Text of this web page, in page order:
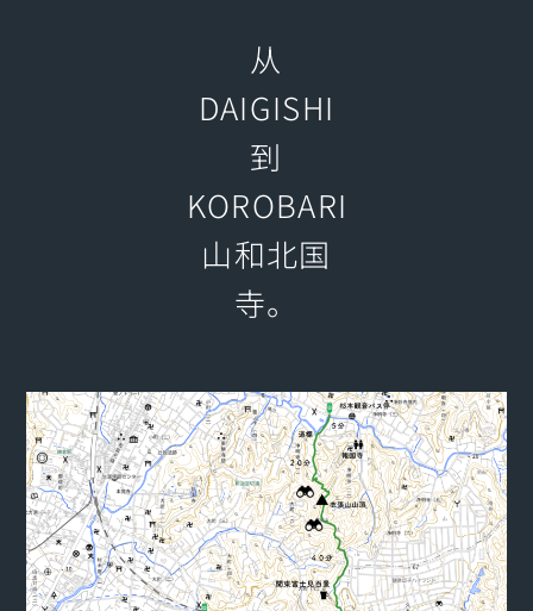
从
DAIGISHI
到
KOROBARI
山和北国
寺。